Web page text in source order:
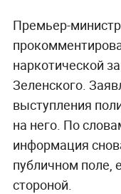
Премьер-
наркотической
Зеленского.
выступления
на него. По
информация
публичном поле,
стороной.